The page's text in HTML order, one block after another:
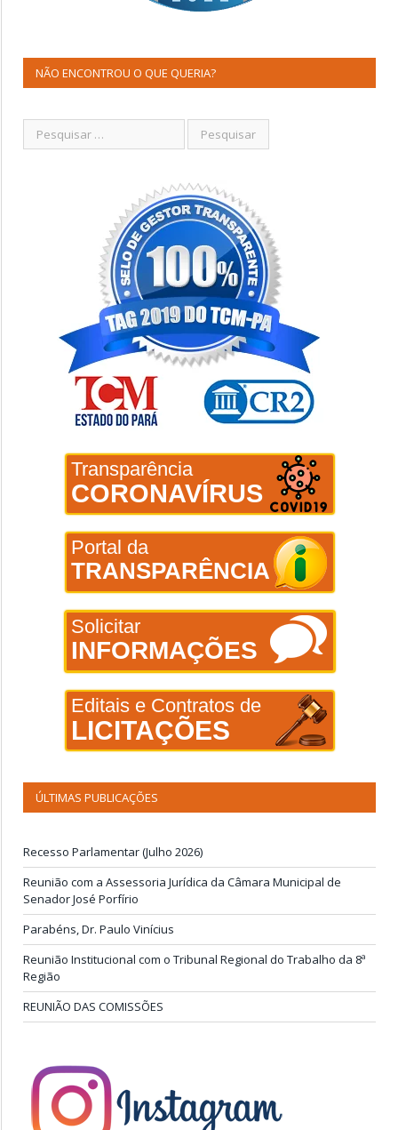
NÃO ENCONTROU O QUE QUERIA?
Transparência
CORONAVÍRUS
Portal da
TRANSPARÊNCIA
Solicitar
INFORMAÇÕES
Editais e Contratos de
LICITAÇÕES
ÚLTIMAS PUBLICAÇÕES
Recesso Parlamentar (Julho 2026)
Reunião com a Assessoria Jurídica da Câmara Municipal de
Senador José Porfírio
Parabéns, Dr. Paulo Vinícius
Reunião Institucional com o Tribunal Regional do Trabalho da 8ª
Região
REUNIÃO DAS COMISSÕES